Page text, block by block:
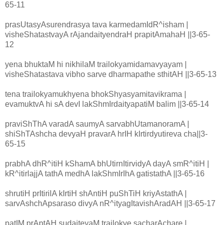
65-11
prasUtasyAsurendrasya tava karmedamIdR^isham |
visheShatastvayA rAjandaityendraH prapitAmahaH ||3-65-
12
yena bhuktaM hi nikhilaM trailokyamidamavyayam |
visheShatastava vibho sarve dharmapathe sthitAH ||3-65-13
tena trailokyamukhyena bhokShyasyamitavikrama |
evamuktvA hi sA devI lakShmIrdaityapatiM balim ||3-65-14
praviShThA varadA saumyA sarvabhUtamanoramA |
shiShTAshcha devyaH pravarA hrIH kIrtirdyutireva cha||3-
65-15
prabhA dhR^itiH kShamA bhUtirnItirvidyA dayA smR^itiH |
kR^itirlajjA tathA medhA lakShmIrIhA gatistathA ||3-65-16
shrutiH prItirilA kIrtiH shAntiH puShTiH kriyAstathA |
sarvAshchApsaraso divyA nR^ityagItavishAradAH ||3-65-17